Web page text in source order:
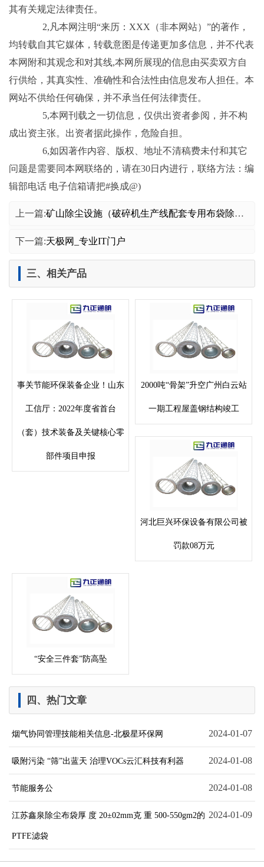
其有关规定法律责任。
2,凡本网注明“来历：XXX（非本网站）”的著作，
均转载自其它媒体，转载意图是传递更加多信息，并不代表
本网附和其观念和对其线,本网所展现的信息由买卖双方自
行供给，其真实性、准确性和合法性由信息发布人担任。本
网站不供给任何确保，并不承当任何法律责任。
5,本网刊载之一切信息，仅供出资者参阅，并不构
成出资主张。出资者据此操作，危险自担。
6,如因著作内容、版权、地址不清稿费未付和其它
问题是需要同本网联络的，请在30日内进行，联络方法：编
辑部电话 电子信箱请把#换成@)
上一篇:矿山除尘设施（破碎机生产线配套专用布袋除尘器）
下一篇:天极网_专业IT门户
三、相关产品
事关节能环保装备企业！山东
工信厅：2022年度省首台
（套）技术装备及关键核心零
部件项目申报
2000吨“骨架”升空广州白云站
一期工程屋盖钢结构竣工
河北巨兴环保设备有限公司被
罚款08万元
“安全三件套”防高坠
四、热门文章
2024-01-07
烟气协同管理技能相关信息-北极星环保网
2024-01-08
吸附污染 “筛”出蓝天 治理VOCs云汇科技有利器
2024-01-08
节能服务公
2024-01-09
江苏鑫泉除尘布袋厚 度 20±02mm克 重 500-550gm2的
PTFE滤袋